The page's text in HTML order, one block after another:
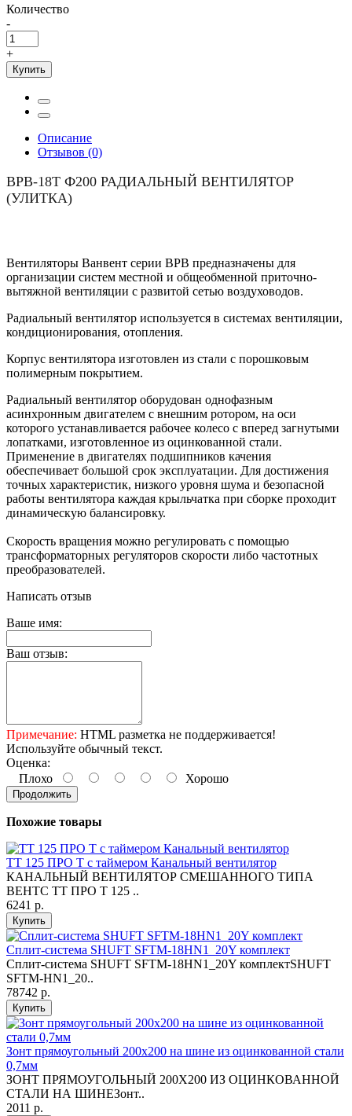
Количество
-
+
Купить
Описание
Отзывов (0)
ВРВ-18Т Ф200 РАДИАЛЬНЫЙ ВЕНТИЛЯТОР
(УЛИТКА)
Вентиляторы Ванвент серии ВРВ предназначены для
организации систем местной и общеобменной приточно-
вытяжной вентиляции с развитой сетью воздуховодов.
Радиальный вентилятор используется в системах вентиляции,
кондиционирования, отопления.
Корпус вентилятора изготовлен из стали с порошковым
полимерным покрытием.
Радиальный вентилятор оборудован однофазным
асинхронным двигателем с внешним ротором, на оси
которого устанавливается рабочее колесо с вперед загнутыми
лопатками, изготовленное из оцинкованной стали.
Применение в двигателях подшипников качения
обеспечивает большой срок эксплуатации. Для достижения
точных характеристик, низкого уровня шума и безопасной
работы вентилятора каждая крыльчатка при сборке проходит
динамическую балансировку.
Скорость вращения можно регулировать с помощью
трансформаторных регуляторов скорости либо частотных
преобразователей.
Написать отзыв
Ваше имя:
Ваш отзыв:
Примечание: HTML разметка не поддерживается!
Используйте обычный текст.
Оценка:
Плохо
Хорошо
Продолжить
Похожие товары
ТТ 125 ПРО Т с таймером Канальный вентилятор
КАНАЛЬНЫЙ ВЕНТИЛЯТОР СМЕШАННОГО ТИПА
ВЕНТС ТТ ПРО Т 125 ..
6241 р.
Купить
Сплит-система SHUFT SFTM-18HN1_20Y комплект
Сплит-система SHUFT SFTM-18HN1_20Y комплектSHUFT
SFTM-HN1_20..
78742 р.
Купить
Зонт прямоугольный 200х200 на шине из оцинкованной стали
0,7мм
ЗОНТ ПРЯМОУГОЛЬНЫЙ 200Х200 ИЗ ОЦИНКОВАННОЙ
СТАЛИ НА ШИНЕЗонт..
2011 р.